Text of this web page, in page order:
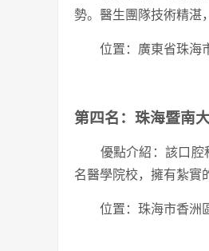
勢。醫生團隊技術精湛
位置：廣東省珠海市
第四名：珠海暨南
優點介紹：該口腔科
名醫學院校，擁有紮實
位置：珠海市香洲區